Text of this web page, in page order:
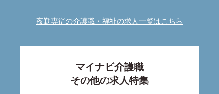
夜勤専従の介護職・福祉の求人一覧はこちら
マイナビ介護職
その他の求人特集